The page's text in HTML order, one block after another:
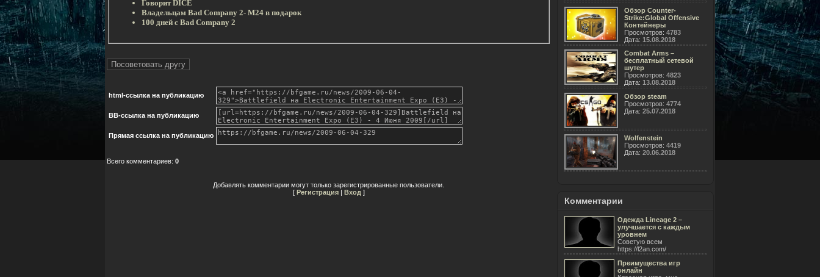
Говорит DICE
Владельцам Bad Company 2- M24 в подарок
100 дней с Bad Company 2
html-cсылка на публикацию
BB-cсылка на публикацию
Прямая ссылка на публикацию
Всего комментариев: 0
Добавлять комментарии могут только зарегистрированные пользователи.
[ Регистрация| Вход ]
Обзор Counter-
Strike:Global Offensive
Контейнеры
Просмотров: 4783
Дата: 15.08.2018
Combat Arms –
бесплатный сетевой
шутер
Просмотров: 4823
Дата: 13.08.2018
Обзор steam
Просмотров: 4774
Дата: 25.07.2018
Wolfenstein
Просмотров: 4419
Дата: 20.06.2018
Комментарии
Одежда Lineage 2 –
улучшается с каждым
уровнем
Советую всем
https://l2an.com/
Преимущества игр
онлайн